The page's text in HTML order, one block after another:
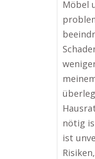
Möbel
nötig
ist